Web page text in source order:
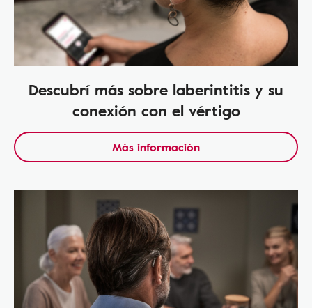
Descubrí más sobre laberintitis y su
conexión con el vértigo
Más información